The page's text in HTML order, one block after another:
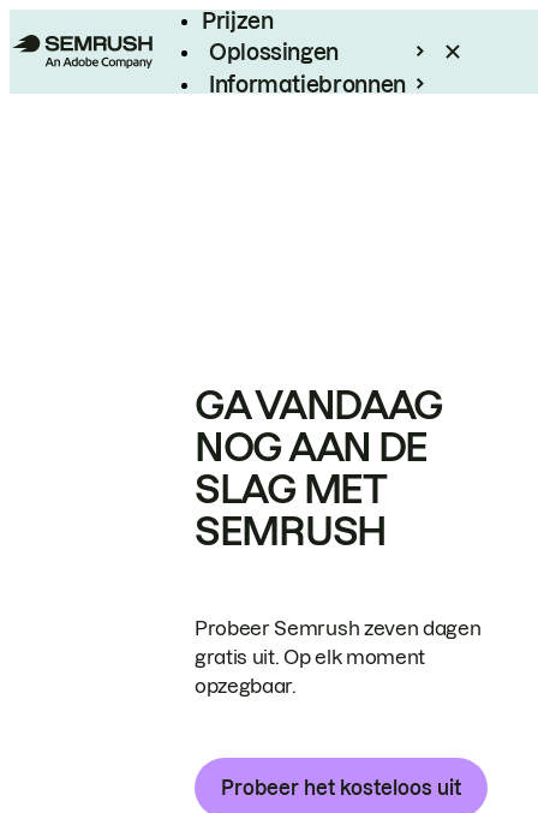
Prijzen
Oplossingen
Informatiebronnen
GA VANDAAG
NOG AAN DE
SLAG MET
SEMRUSH
Probeer Semrush zeven dagen
gratis uit. Op elk moment
opzegbaar.
Probeer het kosteloos uit